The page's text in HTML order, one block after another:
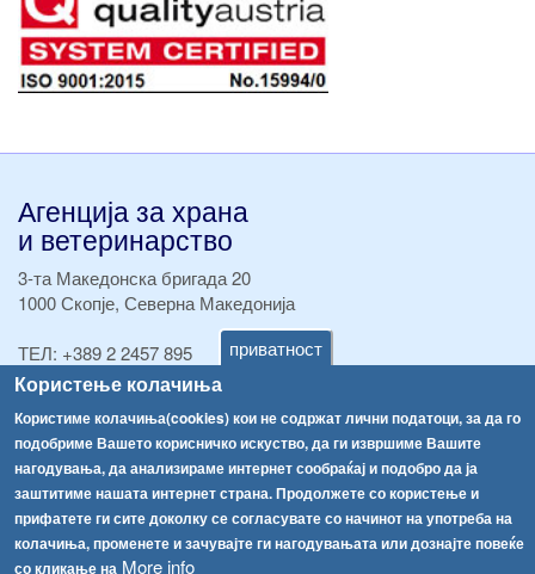
приватност
Користење колачиња
Користиме колачиња(cookies) кои не содржат лични податоци, за да го
подобриме Вашето корисничко искуство, да ги извршиме Вашите
нагодувања, да анализираме интернет сообраќај и подобро да ја
заштитиме нашата интернет страна. Продолжете со користење и
прифатете ги сите доколку се согласувате со начинот на употреба на
колачиња, променете и зачувајте ги нагодувањата или дознајте повеќе
со кликање на More info
Агенција за храна
и ветеринарство
3-та Македонска бригада 20
1000 Скопје, Северна Македонија
ТЕЛ: +389 2 2457 895
ТЕЛ:+389 2 2457 873
Факс:
Факс:+389 2 2457 871
info@fva.gov.mk
[АХВ-претходна страна]
СоопштенијаНавигација